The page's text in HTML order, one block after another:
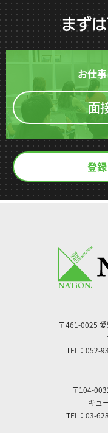
まず
お仕
面
登
〒461-0025
TEL：052-
〒104-
キュ
TEL：03-